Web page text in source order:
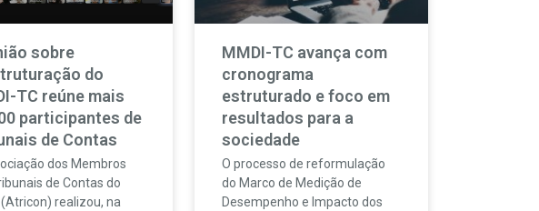
sobre
do
TC reúne mais
participantes de
de Contas
dos Membros
de Contas do
(Atricon) realizou, na
MMDI-TC avança com
cronograma
estruturado e foco em
resultados para a
sociedade
O processo de reformulação
do Marco de Medição de
Desempenho e Impacto dos